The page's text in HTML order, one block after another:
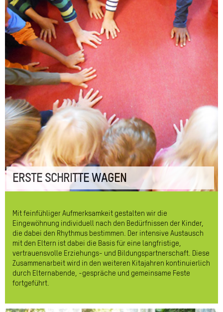
ERSTE SCHRITTE WAGEN
Mit feinfühliger Aufmerksamkeit gestalten wir die
Eingewöhnung individuell nach den Bedürfnissen der Kinder,
die dabei den Rhythmus bestimmen. Der intensive Austausch
mit den Eltern ist dabei die Basis für eine langfristige,
vertrauensvolle Erziehungs- und Bildungspartnerschaft. Diese
Zusammenarbeit wird in den weiteren Kitajahren kontinuierlich
durch Elternabende, -gespräche und gemeinsame Feste
fortgeführt.